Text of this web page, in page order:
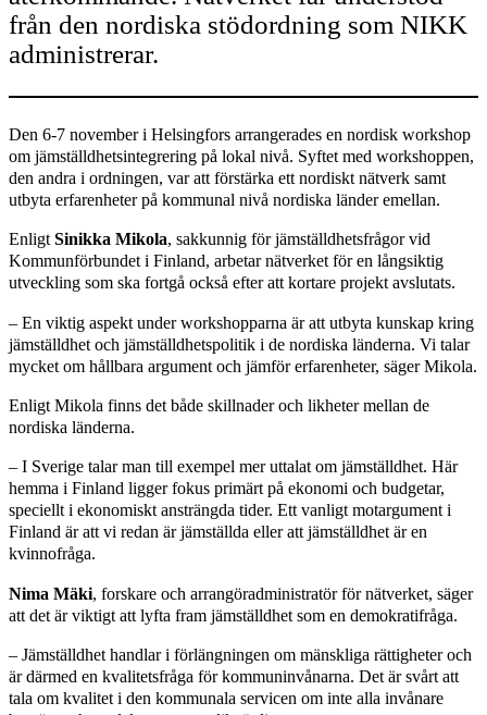
från den nordiska stödordning som NIKK
administrerar.
Den 6-7 november i Helsingfors arrangerades en nordisk workshop
om jämställdhetsintegrering på lokal nivå. Syftet med workshoppen,
den andra i ordningen, var att förstärka ett nordiskt nätverk samt
utbyta erfarenheter på kommunal nivå nordiska länder emellan.
EnligtSinikka Mikola, sakkunnig för jämställdhetsfrågor vid
Kommunförbundet i Finland, arbetar nätverket för en långsiktig
utveckling som ska fortgå också efter att kortare projekt avslutats.
– En viktig aspekt under workshopparna är att utbyta kunskap kring
jämställdhet och jämställdhetspolitik i de nordiska länderna. Vi talar
mycket om hållbara argument och jämför erfarenheter, säger Mikola.
Enligt Mikola finns det både skillnader och likheter mellan de
nordiska länderna.
– I Sverige talar man till exempel mer uttalat om jämställdhet. Här
hemma i Finland ligger fokus primärt på ekonomi och budgetar,
speciellt i ekonomiskt ansträngda tider. Ett vanligt motargument i
Finland är att vi redan är jämställda eller att jämställdhet är en
kvinnofråga.
Nima Mäki, forskare och arrangöradministratör för nätverket, säger
att det är viktigt att lyfta fram jämställdhet som en demokratifråga.
– Jämställdhet handlar i förlängningen om mänskliga rättigheter och
är därmed en kvalitetsfråga för kommuninvånarna. Det är svårt att
tala om kvalitet i den kommunala servicen om inte alla invånare